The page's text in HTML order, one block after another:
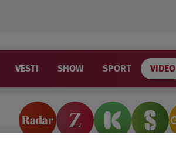
VESTI SHOW SPORT VIDEO